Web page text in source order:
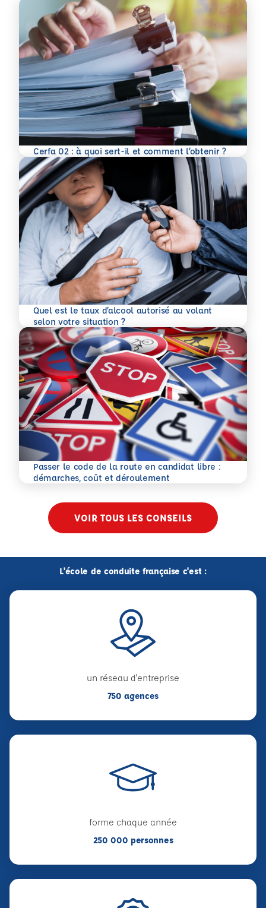
Cerfa 02 : à quoi sert-il et comment l’obtenir ?
En savoir plus
Quel est le taux d’alcool autorisé au volant
selon votre situation ?
En savoir plus
Passer le code de la route en candidat libre :
démarches, coût et déroulement
En savoir plus
VOIR TOUS LES CONSEILS
L'école de conduite française c'est :
un réseau d'entreprise
750 agences
forme chaque année
250 000 personnes